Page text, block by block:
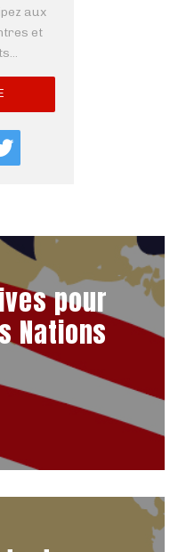
aux
et
pour
Nations